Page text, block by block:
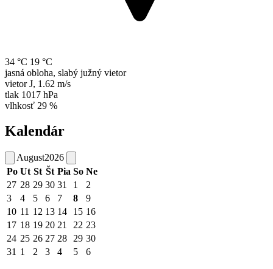
34 °C 19 °C
jasná obloha, slabý južný vietor
vietor J, 1.62 m/s
tlak 1017 hPa
vlhkosť 29 %
Kalendár
August2026
Po Ut St Št Pia So Ne
27 28 29 30 31 1
2
3
4 5 6 7 8
9
10 11 12 13 14 15 16
17 18 19 20 21 22 23
24 25 26 27 28 29 30
31 1 2 3 4 5 6